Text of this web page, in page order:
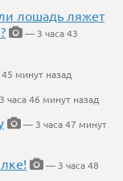
лошадь ляжет
— 3 часа 43
минут назад
часа 46 минут назад
— 3 часа 47 минут
— 3 часа 48